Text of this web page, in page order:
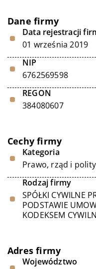
Dane firmy
Data rejestracji
01 września 2019
NIP
6762569598
REGON
384080607
Cechy firmy
Kategoria
Prawo, rząd i
Rodzaj firmy
SPÓŁKI CYWILNE
PODSTAWIE
KODEKSEM
Adres firmy
Województwo